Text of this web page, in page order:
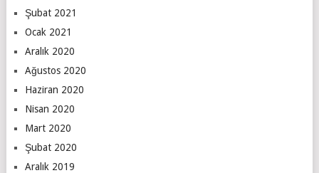
Şubat 2021
Ocak 2021
Aralık 2020
Ağustos 2020
Haziran 2020
Nisan 2020
Mart 2020
Şubat 2020
Aralık 2019